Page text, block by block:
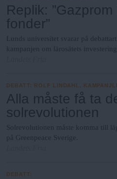
Replik:
fonder”
Lunds universitet svarar på
kampanjen om lärosätets
DEBATT: ROLF LINDAHL,
Alla måste få ta
solrevolutionen
Solrevolutionen måste komma till
på Greenpeace Sverige.
DEBATT: